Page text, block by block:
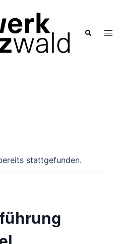
Suche
stattgefunden.